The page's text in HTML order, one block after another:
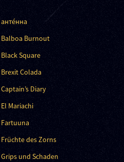
анте́нна
Balboa Burnout
Black Square
Brexit Colada
Captain’s Diary
El Mariachi
Fartuuna
Früchte des Zorns
Grips und Schaden